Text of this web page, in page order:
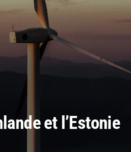
et l’Estonie